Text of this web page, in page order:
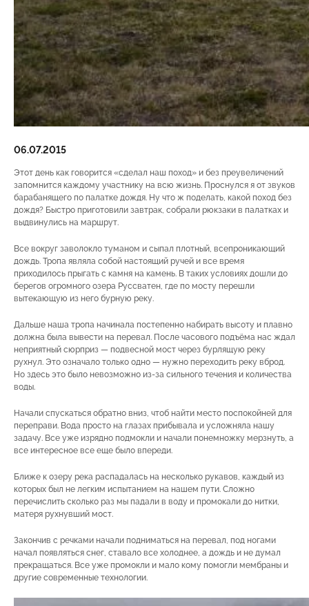
06.07.2015
Этот день как говорится «сделал наш поход» и без преувеличений
запомнится каждому участнику на всю жизнь. Проснулся я от звуков
барабанящего по палатке дождя. Ну что ж поделать, какой поход без
дождя? Быстро приготовили завтрак, собрали рюкзаки в палатках и
выдвинулись на маршрут.
Все вокруг заволокло туманом и сыпал плотный, всепроникающий
дождь. Тропа являла собой настоящий ручей и все время
приходилось прыгать с камня на камень. В таких условиях дошли до
берегов огромного озера Руссватен, где по мосту перешли
вытекающую из него бурную реку.
Дальше наша тропа начинала постепенно набирать высоту и плавно
должна была вывести на перевал. После часового подъёма нас ждал
неприятный сюрприз — подвесной мост через бурлящую реку
рухнул. Это означало только одно — нужно переходить реку вброд.
Но здесь это было невозможно из-за сильного течения и количества
воды.
Начали спускаться обратно вниз, чтоб найти место поспокойней для
переправи. Вода просто на глазах прибывала и усложняла нашу
задачу. Все уже изрядно подмокли и начали понемножку мерзнуть, а
все интересное все еще было впереди.
Ближе к озеру река распадалась на несколько рукавов, каждый из
которых был не легким испытанием на нашем пути. Сложно
перечислить сколько раз мы падали в воду и промокали до нитки,
матеря рухнувший мост.
Закончив с речками начали подниматься на перевал, под ногами
начал появляться снег, ставало все холоднее, а дождь и не думал
прекращаться. Все уже промокли и мало кому помогли мембраны и
другие современные технологии.